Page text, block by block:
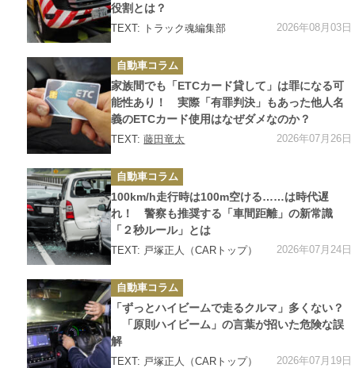
役割とは？
TEXT: トラック魂編集部 2026年08月03日
カ
テ
ゴ
リ
ー
自動車コラム
家族間でも「ETCカード貸して」は罪になる可
能性あり！ 実際「有罪判決」もあった他人名
義のETCカード使用はなぜダメなのか？
TEXT:藤田竜太 2026年07月26日
カ
テ
ゴ
リ
ー
自動車コラム
100km/h走行時は100m空ける……は時代遅
れ！ 警察も推奨する「車間距離」の新常識
「２秒ルール」とは
TEXT: 戸塚正人（CARトップ） 2026年07月24日
カ
テ
ゴ
リ
自動車コラム
「ずっとハイビームで走るクルマ」多くない？
「原則ハイビーム」の言葉が招いた危険な誤
解
TEXT: 戸塚正人（CARトップ） 2026年07月19日